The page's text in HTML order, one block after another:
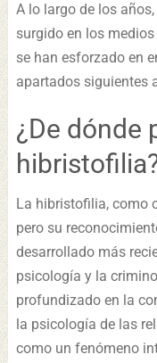
A lo largo de los
surgido en los
se han esforzado en
apartados siguientes
¿De dónde
La hibristofilia, como
pero su
desarrollado más
psicología y la
profundizado en la
la psicología de las
como un fenómeno